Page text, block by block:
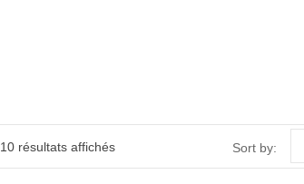
10 résultats affichés Sort by: